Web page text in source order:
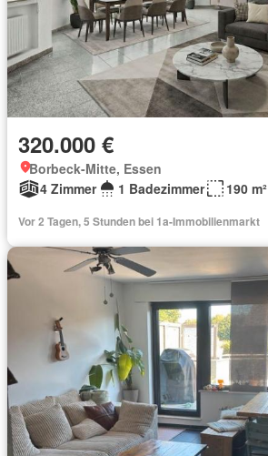
320.000 €
Borbeck-Mitte, Essen
4 Zimmer
1 Badezimmer 190 m²
Vor 2 Tagen, 5 Stunden bei 1a-Immobilienmarkt